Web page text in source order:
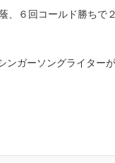
、６回コールド勝ちで
ンガーソングライター